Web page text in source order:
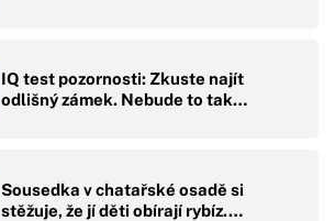
IQ test pozornosti: Zkuste najít
odlišný zámek. Nebude to tak…
Sousedka v chatařské osadě si
stěžuje, že jí děti obírají rybíz.…